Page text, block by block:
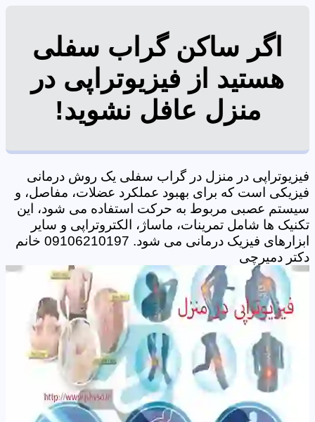
اگر ساکن گراب سفلی
هستید از فیزیوتراپی در
منزل عافل نشوید!
فیزیوتراپی در منزل در گراب سفلی یک روش درمانی
فیزیکی است که برای بهبود عملکرد عضلات، مفاصل، و
سیستم عصبی مربوط به حرکت استفاده می شود، این
تکنیک ها شامل تمرینات، ماساژ، الکتروتراپی و سایر
ابزارهای فیزیک درمانی می شود. 09106210197 خانم
دکتر دمیرچی